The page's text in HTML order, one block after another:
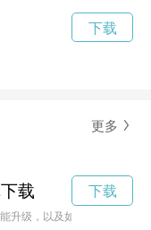
下载
更多
载
升级，以及如何提升用户体
下载